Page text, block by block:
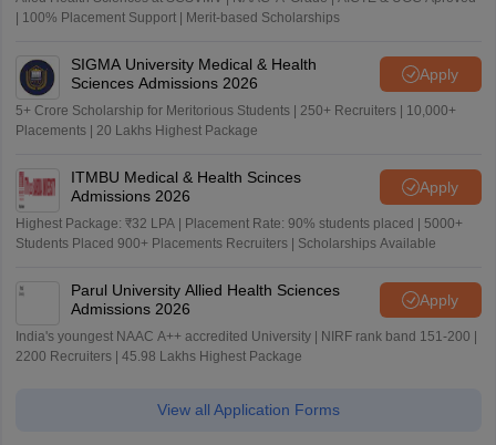
| 100% Placement Support | Merit-based Scholarships
SIGMA University Medical & Health
Sciences Admissions 2026
Apply
5+ Crore Scholarship for Meritorious Students | 250+ Recruiters | 10,000+
Placements | 20 Lakhs Highest Package
ITMBU Medical & Health Scinces
Admissions 2026
Apply
Highest Package: ₹32 LPA | Placement Rate: 90% students placed | 5000+
Students Placed 900+ Placements Recruiters | Scholarships Available
Parul University Allied Health Sciences
Admissions 2026
Apply
India's youngest NAAC A++ accredited University | NIRF rank band 151-200 |
2200 Recruiters | 45.98 Lakhs Highest Package
View all Application Forms